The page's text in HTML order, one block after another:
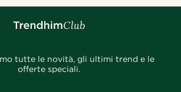
tutte le novità, gli ultimi trend e le
offerte speciali.